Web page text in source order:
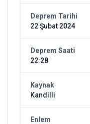
Deprem Tarihi
22 Şubat 2024
Deprem Saati
22:28
Kaynak
Kandilli
Enlem